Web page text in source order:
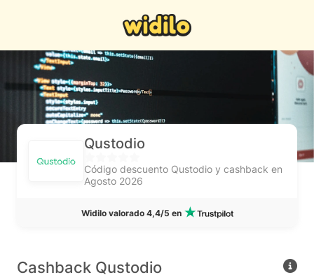
Qustodio
Código descuento Qustodio y cashback en
Agosto 2026
Widilo valorado 4,4/5 en
Cashback Qustodio